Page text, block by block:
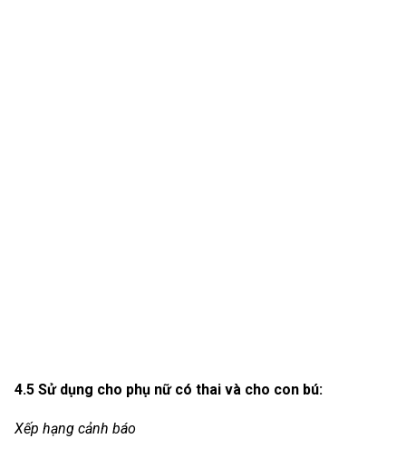
4.5 Sử dụng cho phụ nữ có thai và cho con bú:
Xếp hạng cảnh báo